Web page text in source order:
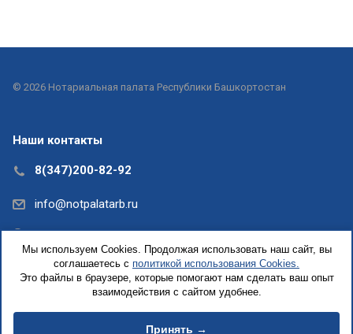
© 2026 Нотариальная палата Республики Башкортостан
Наши контакты
8(347)200-82-92
info@notpalatarb.ru
офис 5
Мы используем Cookies. Продолжая использовать наш сайт, вы
соглашаетесь с политикой использования Cookies.
Это файлы в браузере, которые помогают нам сделать ваш опыт
взаимодействия с сайтом удобнее.
Принять →